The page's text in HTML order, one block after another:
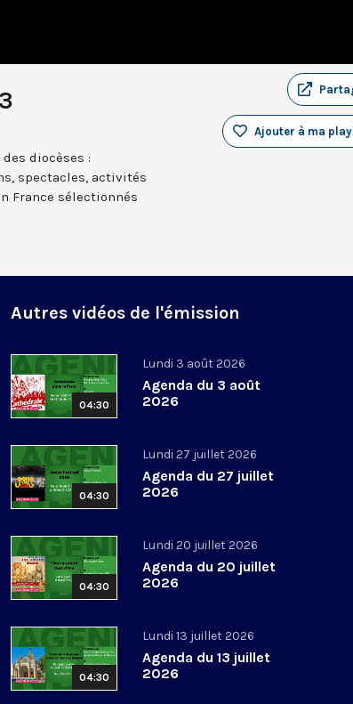
Ajouter à ma
diocèses :
spectacles, activités
France sélectionnés
Autres vidéos de l'émission
04:30
Lundi 3 août 2026
Agenda du 3 août
2026
04:30
Lundi 27 juillet 2026
Agenda du 27 juillet
2026
04:30
Lundi 20 juillet 2026
Agenda du 20 juillet
2026
04:30
Lundi 13 juillet 2026
Agenda du 13 juillet
2026